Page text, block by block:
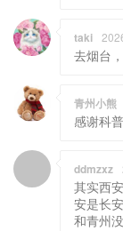
taki
去烟台
青州小熊
感谢科普
ddmzxz
其实西
安是长
和青州